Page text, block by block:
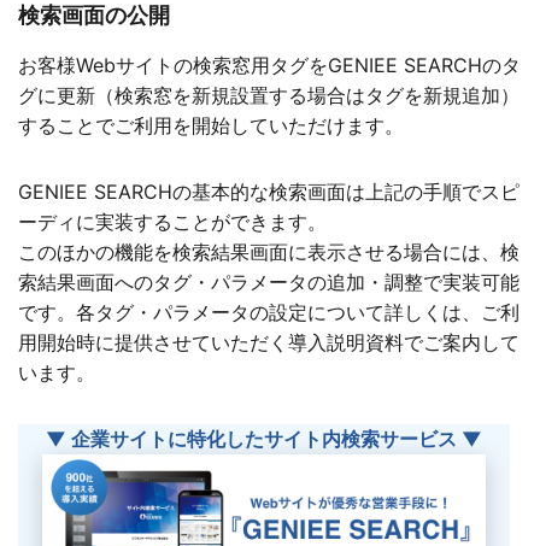
検索画面の公開
お客様Webサイトの検索窓用タグをGENIEE SEARCHのタ
グに更新（検索窓を新規設置する場合はタグを新規追加）
することでご利用を開始していただけます。
GENIEE SEARCHの基本的な検索画面は上記の手順でスピ
ーディに実装することができます。
このほかの機能を検索結果画面に表示させる場合には、検
索結果画面へのタグ・パラメータの追加・調整で実装可能
です。各タグ・パラメータの設定について詳しくは、ご利
用開始時に提供させていただく導入説明資料でご案内して
います。
▼ 企業サイトに特化したサイト内検索サービス ▼